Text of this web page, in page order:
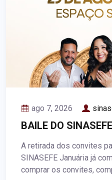
ago 7, 2026
BAILE DO SINASEFE
A retirada dos convites
SINASEFE Januária já
comprar os convites,